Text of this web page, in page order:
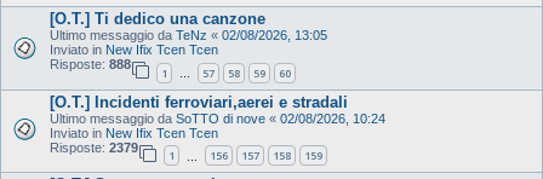
[O.T.] Ti dedico una canzone
Ultimo messaggio da TeNz « 02/08/2026, 13:05
Inviato in New Ifix Tcen Tcen
Risposte: 888
1 … 57 58 59 60
[O.T.] Incidenti ferroviari,aerei e stradali
Ultimo messaggio da SoTTO di nove « 02/08/2026, 10:24
Inviato in New Ifix Tcen Tcen
Risposte: 2379
1 156 157 158 159